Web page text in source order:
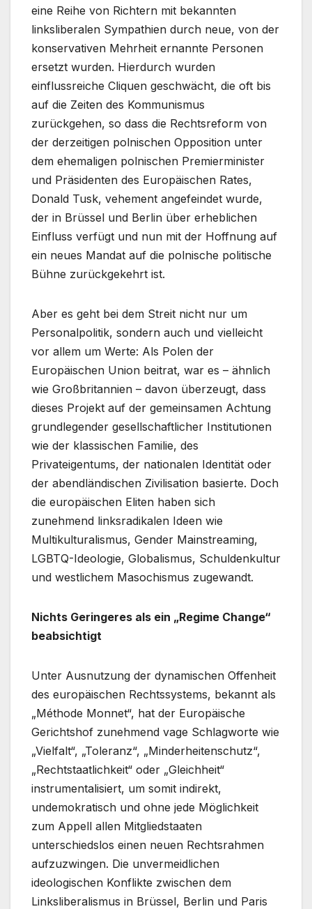
eine Reihe von Richtern mit bekannten
linksliberalen Sympathien durch neue, von der
konservativen Mehrheit ernannte Personen
ersetzt wurden. Hierdurch wurden
einflussreiche Cliquen geschwächt, die oft bis
auf die Zeiten des Kommunismus
zurückgehen, so dass die Rechtsreform von
der derzeitigen polnischen Opposition unter
dem ehemaligen polnischen Premierminister
und Präsidenten des Europäischen Rates,
Donald Tusk, vehement angefeindet wurde,
der in Brüssel und Berlin über erheblichen
Einfluss verfügt und nun mit der Hoffnung auf
ein neues Mandat auf die polnische politische
Bühne zurückgekehrt ist.
Aber es geht bei dem Streit nicht nur um
Personalpolitik, sondern auch und vielleicht
vor allem um Werte: Als Polen der
Europäischen Union beitrat, war es – ähnlich
wie Großbritannien – davon überzeugt, dass
dieses Projekt auf der gemeinsamen Achtung
grundlegender gesellschaftlicher Institutionen
wie der klassischen Familie, des
Privateigentums, der nationalen Identität oder
der abendländischen Zivilisation basierte. Doch
die europäischen Eliten haben sich
zunehmend linksradikalen Ideen wie
Multikulturalismus, Gender Mainstreaming,
LGBTQ-Ideologie, Globalismus, Schuldenkultur
und westlichem Masochismus zugewandt.
Nichts Geringeres als ein „Regime Change“
beabsichtigt
Unter Ausnutzung der dynamischen Offenheit
des europäischen Rechtssystems, bekannt als
„Méthode Monnet“, hat der Europäische
Gerichtshof zunehmend vage Schlagworte wie
„Vielfalt“, „Toleranz“, „Minderheitenschutz“,
„Rechtstaatlichkeit“ oder „Gleichheit“
instrumentalisiert, um somit indirekt,
undemokratisch und ohne jede Möglichkeit
zum Appell allen Mitgliedstaaten
unterschiedslos einen neuen Rechtsrahmen
aufzuzwingen. Die unvermeidlichen
ideologischen Konflikte zwischen dem
Linksliberalismus in Brüssel, Berlin und Paris